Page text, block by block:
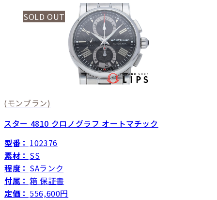
SOLD OUT
(モンブラン)
スター 4810 クロノグラフ オートマチック
型番： 102376
素材： SS
程度： SAランク
付属： 箱 保証書
定価： 556,600円